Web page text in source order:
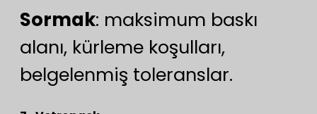
Sormak: maksimum baskı
alanı, kürleme koşulları,
belgelenmiş toleranslar.